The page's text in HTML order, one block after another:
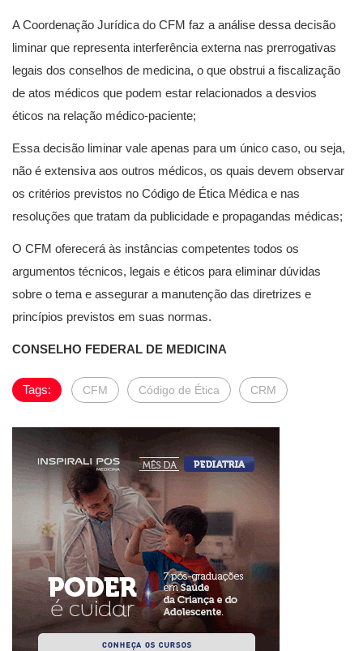
A Coordenação Jurídica do CFM faz a análise dessa decisão
liminar que representa interferência externa nas prerrogativas
legais dos conselhos de medicina, o que obstrui a fiscalização
de atos médicos que podem estar relacionados a desvios
éticos na relação médico-paciente;
Essa decisão liminar vale apenas para um único caso, ou seja,
não é extensiva aos outros médicos, os quais devem observar
os critérios previstos no Código de Ética Médica e nas
resoluções que tratam da publicidade e propagandas médicas;
O CFM oferecerá às instâncias competentes todos os
argumentos técnicos, legais e éticos para eliminar dúvidas
sobre o tema e assegurar a manutenção das diretrizes e
princípios previstos em suas normas.
CONSELHO FEDERAL DE MEDICINA
Tags: CFM Código de Ética CRM